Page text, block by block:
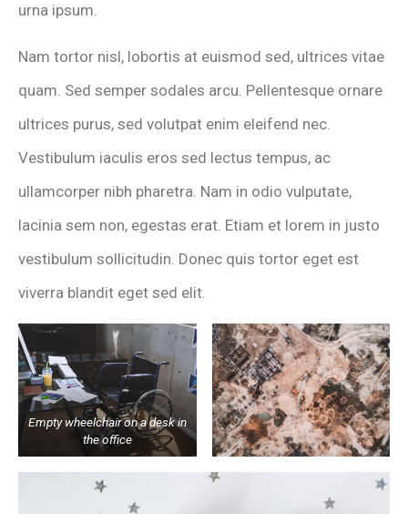
urna ipsum.
Nam tortor nisl, lobortis at euismod sed, ultrices vitae
quam. Sed semper sodales arcu. Pellentesque ornare
ultrices purus, sed volutpat enim eleifend nec.
Vestibulum iaculis eros sed lectus tempus, ac
ullamcorper nibh pharetra. Nam in odio vulputate,
lacinia sem non, egestas erat. Etiam et lorem in justo
vestibulum sollicitudin. Donec quis tortor eget est
viverra blandit eget sed elit.
Empty wheelchair on a desk in
the office